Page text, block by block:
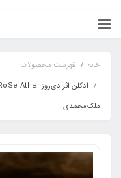
خانه
فهرست محصولات
ملک‌محمدی